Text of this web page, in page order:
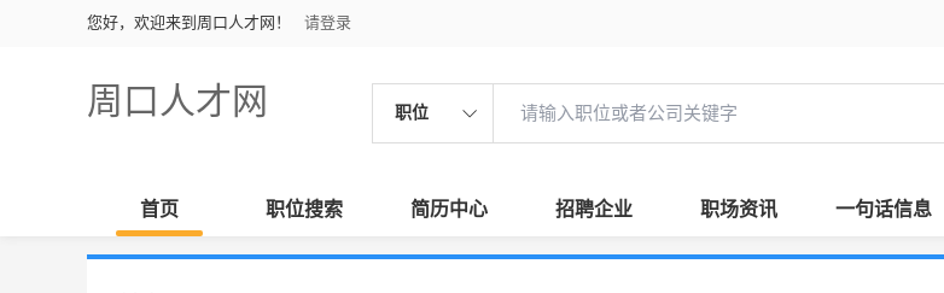
您好，欢迎来到周口人才网！ 请登录
周口人才网 职位
首页 职位搜索 简历中心 招聘企业 职场资讯 一句话信息